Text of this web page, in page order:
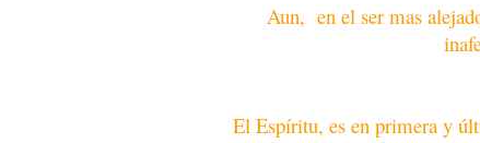
Aun, en el ser mas
El Espíritu, es en primera y